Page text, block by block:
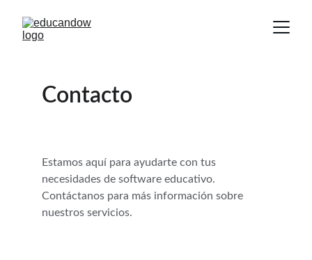
Contacto
Estamos aquí para ayudarte con tus
necesidades de software educativo.
Contáctanos para más información sobre
nuestros servicios.